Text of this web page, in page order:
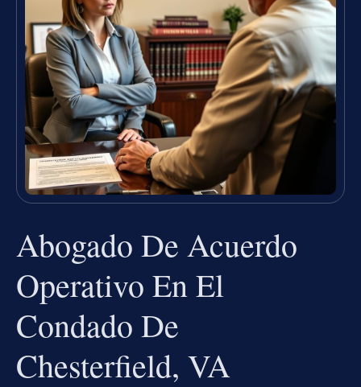
Abogado De Acuerdo
Operativo En El
Condado De
Chesterfield, VA